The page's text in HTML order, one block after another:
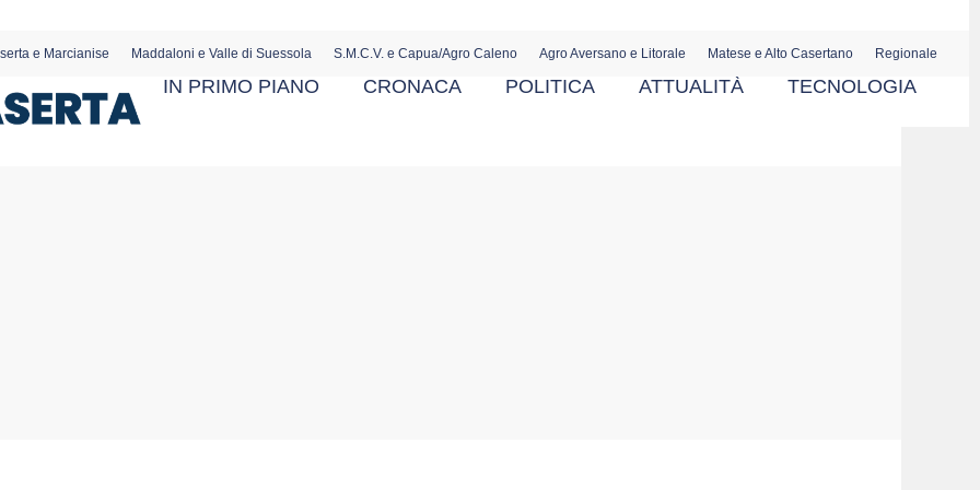
e Marcianise Maddaloni e Valle di Suessola S.M.C.V. e Capua/Agro Caleno Agro Aversano e Litorale Matese e Alto Casertano Regionale
IN PRIMO PIANO CRONACA POLITICA ATTUALITÀ TECNOLOGIA